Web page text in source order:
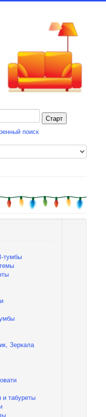
поиск
тумбы
Зеркала
табуреты